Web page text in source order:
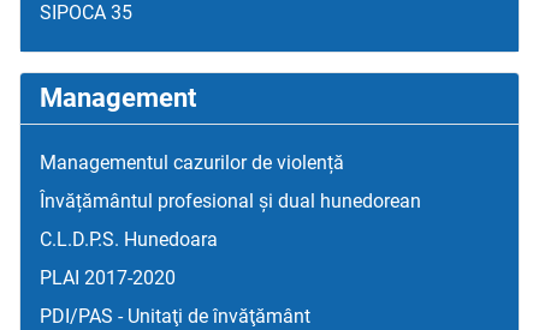
SIPOCA 35
Management
Managementul cazurilor de violență
Învățământul profesional și dual hunedorean
C.L.D.P.S. Hunedoara
PLAI 2017-2020
PDI/PAS - Unitaţi de învăţământ